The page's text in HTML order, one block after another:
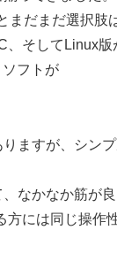
まだまだ選択肢
、そしてLinux版
ソフトが
ますが、シン
なかなか筋が良
方には同じ操作